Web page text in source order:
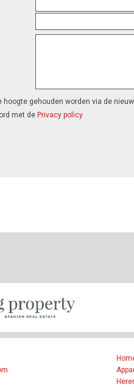
hoogte gehouden worden via de
met de Privacy policy